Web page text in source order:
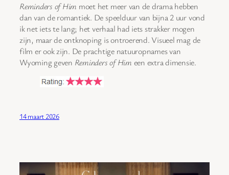
Reminders of Him moet het meer van de drama hebben
dan van de romantiek. De speelduur van bijna 2 uur vond
ik net iets te lang; het verhaal had iets strakker mogen
zijn, maar de ontknoping is ontroerend. Visueel mag de
film er ook zijn. De prachtige natuuropnames van
Wyoming geven Reminders of Him een extra dimensie.
14 maart 2026